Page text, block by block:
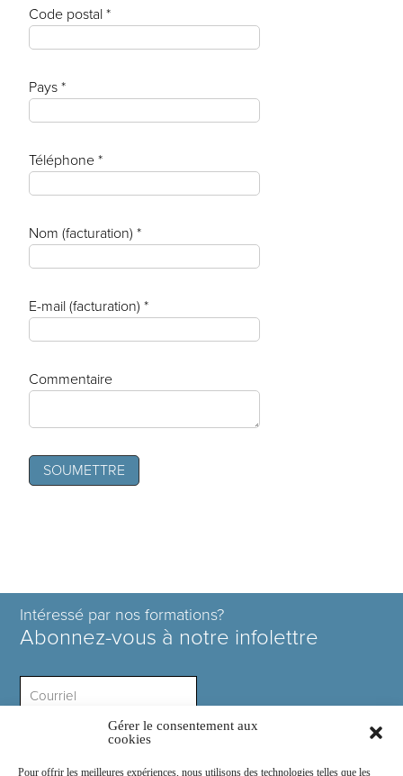
Gérer le consentement aux
cookies
Pour offrir les meilleures expériences, nous utilisons des technologies telles que les
Code postal *
Pays *
Téléphone *
Nom (facturation) *
E-mail (facturation) *
Commentaire
Intéressé par nos formations?
Abonnez-vous à notre infolettre